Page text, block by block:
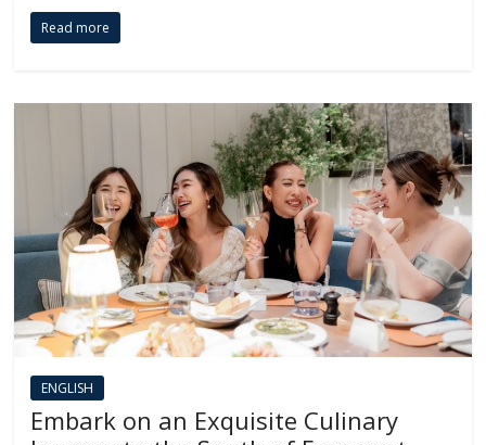
Read more
ENGLISH​
Embark on an Exquisite Culinary